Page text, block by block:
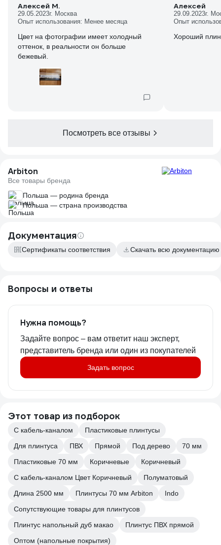
Алексей М.
29.05.2023г. Москва
Опыт использования: Менее месяца
Цвет на фотографии имеет холодный
оттенок, в реальности он больше
бежевый.
Алексей
29.09.2023г.
Опыт
Хороший
Посмотреть все отзывы
Arbiton
Все товары бренда
Польша — родина бренда
Польша — страна производства
Документация
Сертификаты соответствия Скачать всю документацию
Вопросы и ответы
Нужна помощь?
Задайте вопрос – вам ответит наш эксперт,
представитель бренда или один из покупателей
Задать вопрос
Этот товар из подборок
С кабель-каналом
Пластиковые плинтусы
Для плинтуса
ПВХ Прямой Под дерево
70 мм
Пластиковые 70 мм
Коричневые
Коричневый
С кабель-каналом Цвет Коричневый
Полуматовый
Длина 2500 мм
Плинтусы 70 мм Arbiton
Indo
Сопутствующие товары для плинтусов
Плинтус напольный дуб макао
Плинтус ПВХ прямой
Оптом (напольные покрытия)